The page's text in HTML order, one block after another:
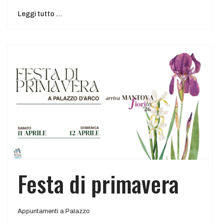
Leggi tutto …
Festa di primavera
Appuntamenti a Palazzo